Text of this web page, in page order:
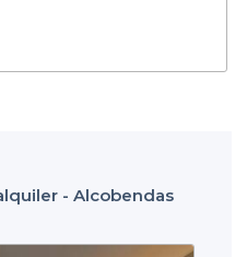
- Alcobendas